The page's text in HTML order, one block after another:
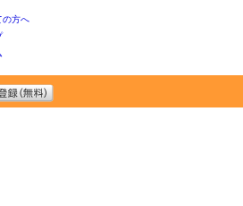
の方へ